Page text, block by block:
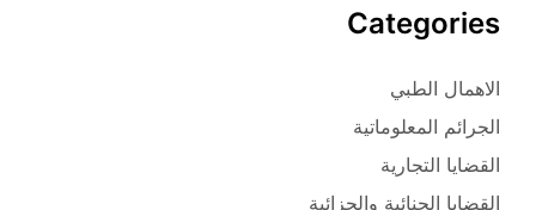
Categories
الاهمال الطبي
الجرائم المعلوماتية
القضايا التجارية
القضايا الجنائية والجزائية